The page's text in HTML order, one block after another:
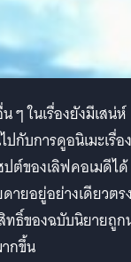
ๆ ในเรื่องยังมีเสน่ห์
กับการดูอนิเมะเรื่อ
ปต์ของเลิฟคอเมดีได้
ายอยู่อย่างเดียวตร
ธิ์ของฉบับนิยายถูก
กขึ้น